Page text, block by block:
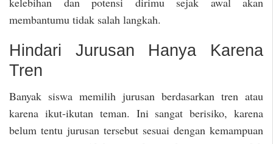
membantumu tidak salah langkah.
Hindari Jurusan Hanya Karena
Tren
Banyak siswa memilih jurusan berdasarkan tren atau
karena ikut-ikutan teman. Ini sangat berisiko, karena
belum tentu jurusan tersebut sesuai dengan kemampuan